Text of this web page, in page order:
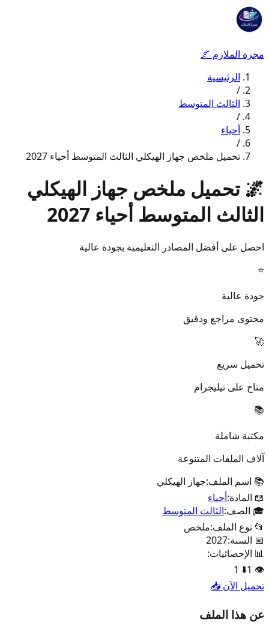
مجرة الملازم 🌌
الرئيسية
/
الثالث المتوسط
/
أحياء
/
تحميل ملخص جهاز الهيكلي الثالث المتوسط أحياء 2027
🌌 تحميل ملخص جهاز الهيكلي
الثالث المتوسط أحياء 2027
احصل على أفضل المصادر التعليمية بجودة عالية
⭐
جودة عالية
محتوى مراجع ودقيق
🚀
تحميل سريع
متاح على تيليجرام
📚
مكتبة شاملة
آلاف الملفات المتنوعة
📚 اسم الملف:جهاز الهيكلي
📖 المادة:أحياء
🎓 الصف:الثالث المتوسط
📂 نوع الملف:ملخص
📅 السنة:2027
📊 الإحصائيات:
👁️
1
⬇️
1
تحميل الآن 📥
عن هذا الملف